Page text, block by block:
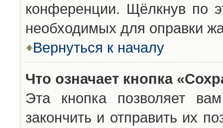
конференции. Щёлкнув по
необходимых для оправки
Вернуться к началу
Что означает кнопка
Эта кнопка позволяет
закончить и отправить их